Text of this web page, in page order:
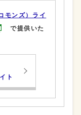
モンズ）ライ
で提供いた
ト